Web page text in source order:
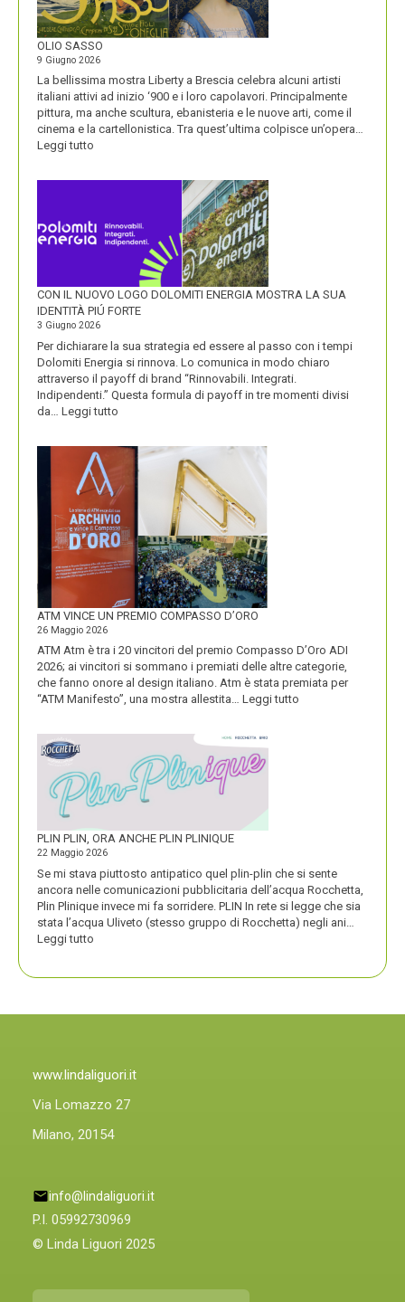
VISIONE
ALL’ORIGINE
DI
NOME
OLIO SASSO
9 Giugno 2026
La bellissima mostra Liberty a Brescia celebra alcuni artisti
italiani attivi ad inizio ‘900 e i loro capolavori. Principalmente
pittura, ma anche scultura, ebanisteria e le nuove arti, come il
cinema e la cartellonistica. Tra quest’ultima colpisce un’opera…
Leggi tutto
SASSO
CON IL NUOVO LOGO DOLOMITI ENERGIA MOSTRA LA SUA
IDENTITÀ PIÚ FORTE
3 Giugno 2026
Per dichiarare la sua strategia ed essere al passo con i tempi
Dolomiti Energia si rinnova. Lo comunica in modo chiaro
attraverso il payoff di brand “Rinnovabili. Integrati.
Indipendenti.” Questa formula di payoff in tre momenti divisi
da… Leggi tutto
NUOVO
LOGO
DOLOMITI
ENERGIA
MOSTRA
LA
SUA
IDENTITÀ
FORTE
ATM VINCE UN PREMIO COMPASSO D’ORO
26 Maggio 2026
ATM Atm è tra i 20 vincitori del premio Compasso D’Oro ADI
2026; ai vincitori si sommano i premiati delle altre categorie,
che fanno onore al design italiano. Atm è stata premiata per
“ATM Manifesto”, una mostra allestita… Leggi tutto
PLIN PLIN, ORA ANCHE PLIN PLINIQUE
22 Maggio 2026
Se mi stava piuttosto antipatico quel plin-plin che si sente
ancora nelle comunicazioni pubblicitaria dell’acqua Rocchetta,
Plin Plinique invece mi fa sorridere. PLIN In rete si legge che sia
stata l’acqua Uliveto (stesso gruppo di Rocchetta) negli ani…
Leggi tutto
PLIN
www.lindaliguori.it
Via Lomazzo 27
Milano, 20154
info@lindaliguori.it
P.I. 05992730969
© Linda Liguori 2025